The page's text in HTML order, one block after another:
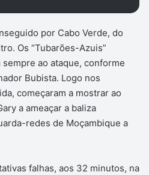
por Cabo Verde, do
Os “Tubarões-Azuis”
ao ataque, conforme
Bubista. Logo nos
começaram a mostrar ao
a ameaçar a baliza
redes de Moçambique a
falhas, aos 32 minutos, na